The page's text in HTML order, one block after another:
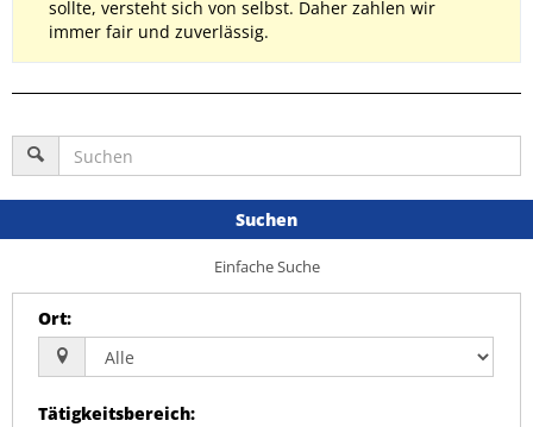
sollte, versteht sich von selbst. Daher zahlen wir
immer fair und zuverlässig.
Suchen
Einfache Suche
Ort:
Tätigkeitsbereich: